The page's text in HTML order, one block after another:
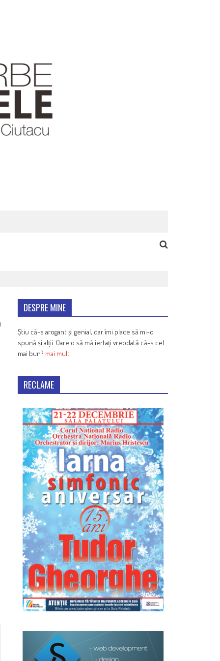
DESPRE MINE
Știu că-s arogant și genial, dar îmi place să mi-o
spună și alții. Oare o să mă iertați vreodată că-s cel
mai bun? mai mult
RECLAME